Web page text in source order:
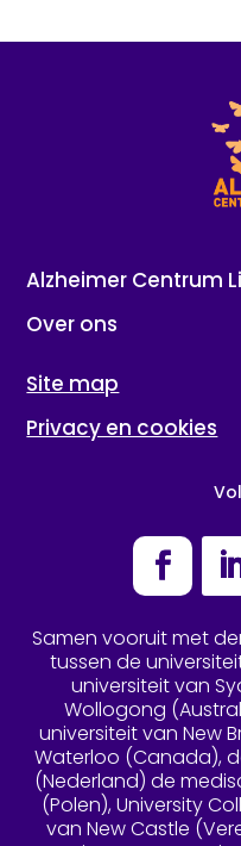
Alzheimer Centrum
Over ons
Site map
Privacy en cookies
Samen vooruit met
tussen de
universiteit van
Wollogong
universiteit van New
Waterloo (Canada),
(Nederland) de
(Polen), University
van New Castle